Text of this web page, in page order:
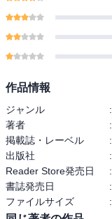
作品情報
ジャンル :
著者
:
掲載誌・レーベル
:
出版社
:
Reader Store発売日
:
書誌発売日
:
ファイルサイズ
: